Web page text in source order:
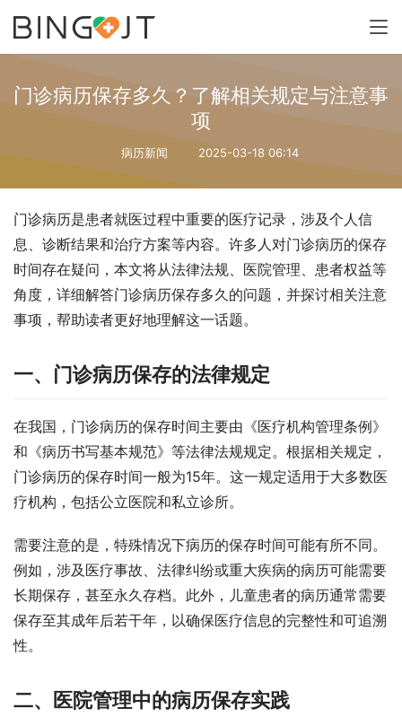
门诊病历保存多久？了解相关规定与注意事
项
病历新闻 2025-03-18 06:14
门诊病历是患者就医过程中重要的医疗记录，涉及个人信
息、诊断结果和治疗方案等内容。许多人对门诊病历的保存
时间存在疑问，本文将从法律法规、医院管理、患者权益等
角度，详细解答门诊病历保存多久的问题，并探讨相关注意
事项，帮助读者更好地理解这一话题。
一、门诊病历保存的法律规定
在我国，门诊病历的保存时间主要由《医疗机构管理条例》
和《病历书写基本规范》等法律法规规定。根据相关规定，
门诊病历的保存时间一般为15年。这一规定适用于大多数医
疗机构，包括公立医院和私立诊所。
需要注意的是，特殊情况下病历的保存时间可能有所不同。
例如，涉及医疗事故、法律纠纷或重大疾病的病历可能需要
长期保存，甚至永久存档。此外，儿童患者的病历通常需要
保存至其成年后若干年，以确保医疗信息的完整性和可追溯
性。
二、医院管理中的病历保存实践